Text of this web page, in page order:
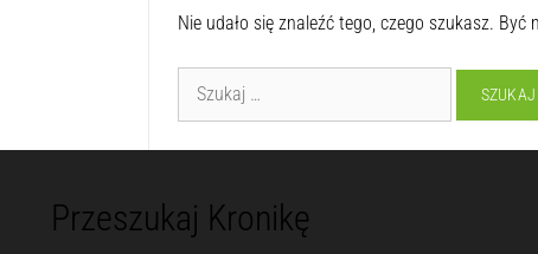
Nie udało się znaleźć tego, czego szukasz.
Przeszukaj Kronikę